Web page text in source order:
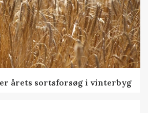
årets sortsforsøg i vinterbyg